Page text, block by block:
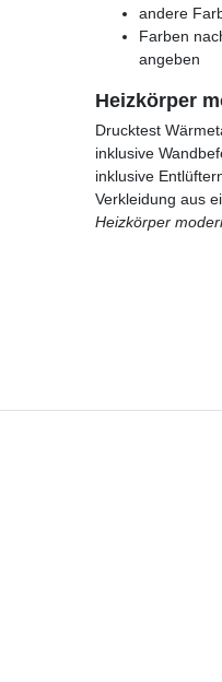
andere
Farben
angeben
Heizkörper
Drucktest
inklusive
inklusive
Verkleidung aus
Heizkörper